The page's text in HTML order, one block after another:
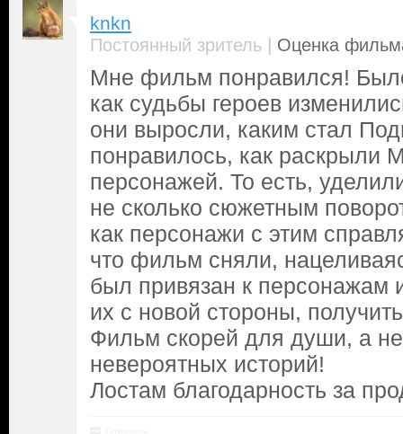
knkn
Постоянный зритель | Оценка
Мне фильм понравился!
как судьбы героев
они выросли, каким стал
понравилось, как раскрыли
персонажей. То есть,
не сколько сюжетным
как персонажи с этим
что фильм сняли,
был привязан к персонажам
их с новой стороны,
Фильм скорей для души, а
невероятных историй!
Лостам благодарность за